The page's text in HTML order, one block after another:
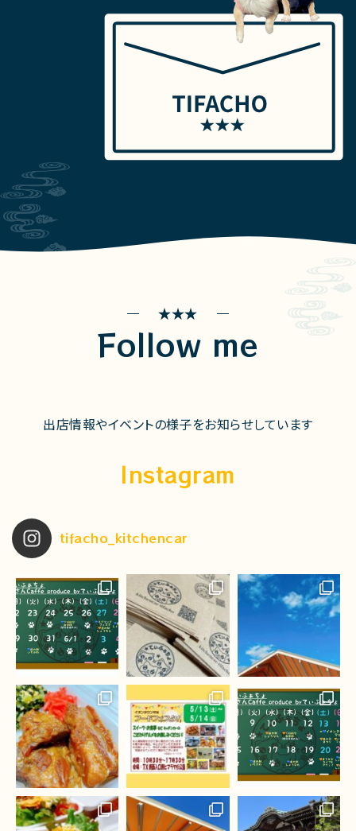
Follow me
出店情報やイベントの様子をお知らせしています
Instagram
tifacho_kitchencar